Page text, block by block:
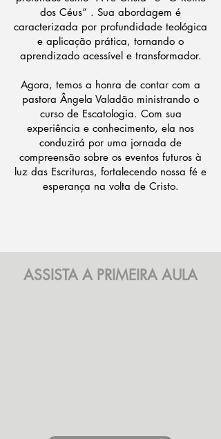
dos Céus” . Sua abordagem é
caracterizada por profundidade teológica
e aplicação prática, tornando o
aprendizado acessível e transformador.
Agora, temos a honra de contar com a
pastora Ângela Valadão ministrando o
curso de Escatologia. Com sua
experiência e conhecimento, ela nos
conduzirá por uma jornada de
compreensão sobre os eventos futuros à
luz das Escrituras, fortalecendo nossa fé e
esperança na volta de Cristo.
ASSISTA A PRIMEIRA AULA